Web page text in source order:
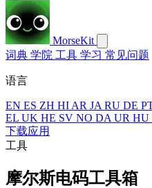
MorseKit
词典 学院 工具 学习 常见问题
语言
EN ES ZH HI AR JA RU DE
EL UK HE SV NO DA UR HU
下载应用
工具
摩尔斯电码工具箱